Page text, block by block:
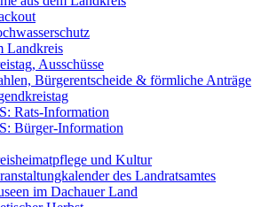
Landkreis
Ausschüsse
Bürgerentscheide & förmliche Anträge
Rats-Information
Bürger-Information
und Kultur
des Landratsamtes
im Dachauer Land